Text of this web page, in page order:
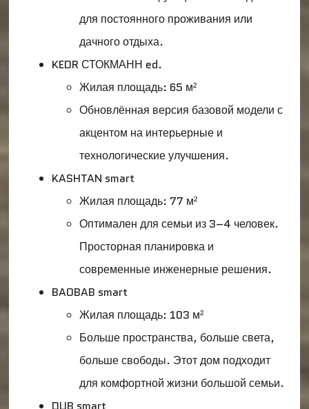
для постоянного проживания или
дачного отдыха.
KEDR СТОКМАНН ed.
Жилая площадь: 65 м²
Обновлённая версия базовой модели с
акцентом на интерьерные и
технологические улучшения.
KASHTAN smart
Жилая площадь: 77 м²
Оптимален для семьи из 3–4 человек.
Просторная планировка и
современные инженерные решения.
BAOBAB smart
Жилая площадь: 103 м²
Больше пространства, больше света,
больше свободы. Этот дом подходит
для комфортной жизни большой семьи.